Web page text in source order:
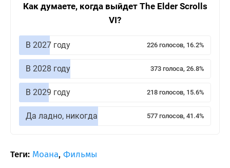
Как думаете, когда выйдет The Elder Scrolls
VI?
В 2027 году 226 голосов, 16.2%
В 2028 году 373 голоса, 26.8%
В 2029 году 218 голосов, 15.6%
Да ладно, никогда 577 голосов, 41.4%
Теги: Моана, Фильмы